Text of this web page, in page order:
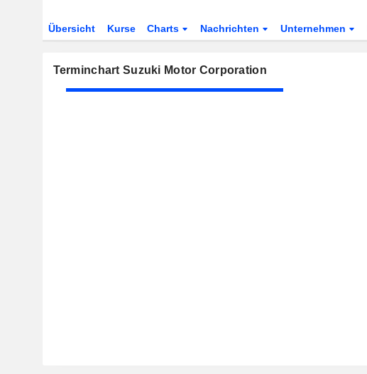
Übersicht Kurse Charts Nachrichten Unternehmen
Terminchart Suzuki Motor Corporation